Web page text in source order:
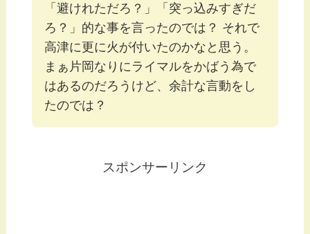
「避けれただろ？」「突っ込みすぎだ
ろ？」的な事を言ったのでは？ それで
高津に更に火が付いたのかなと思う。
まぁ片岡なりにライマルをかばう為で
はあるのだろうけど、余計な言動をし
たのでは？
スポンサーリンク